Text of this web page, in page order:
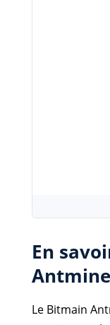
En
Le Bitmain